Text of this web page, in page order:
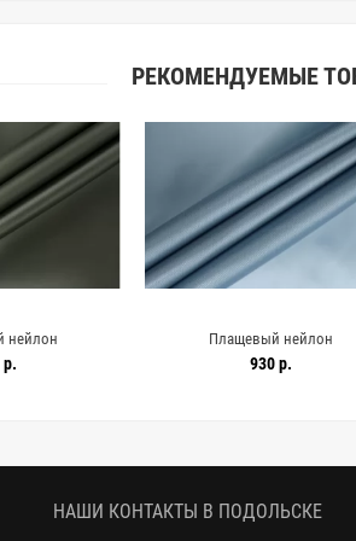
РЕКОМЕНДУЕМЫЕ
нейлон
MAX MARA
р.
Плащевый нейлон
водонепроницаемый MAX
930 р.
НАШИ КОНТАКТЫ В ПОДОЛЬСКЕ